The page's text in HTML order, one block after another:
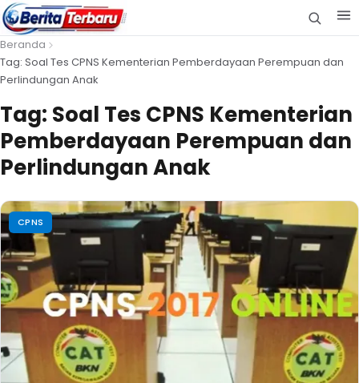
Beranda
Tag: Soal Tes CPNS Kementerian Pemberdayaan Perempuan dan
Perlindungan Anak
Tag: Soal Tes CPNS Kementerian
Pemberdayaan Perempuan dan
Perlindungan Anak
CPNS